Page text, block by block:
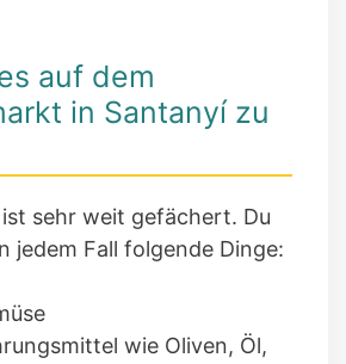
auf dem
in Santanyí zu
sehr weit gefächert. Du
jedem Fall folgende Dinge:
wie Oliven, Öl,